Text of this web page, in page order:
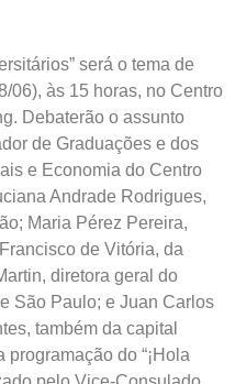
será o tema de
06), às 15 horas, no Centro
Debaterão o assunto
de Graduações e dos
e Economia do Centro
Andrade Rodrigues,
Maria Pérez Pereira,
de Vitória, da
diretora geral do
São Paulo; e Juan Carlos
também da capital
do “¡Hola